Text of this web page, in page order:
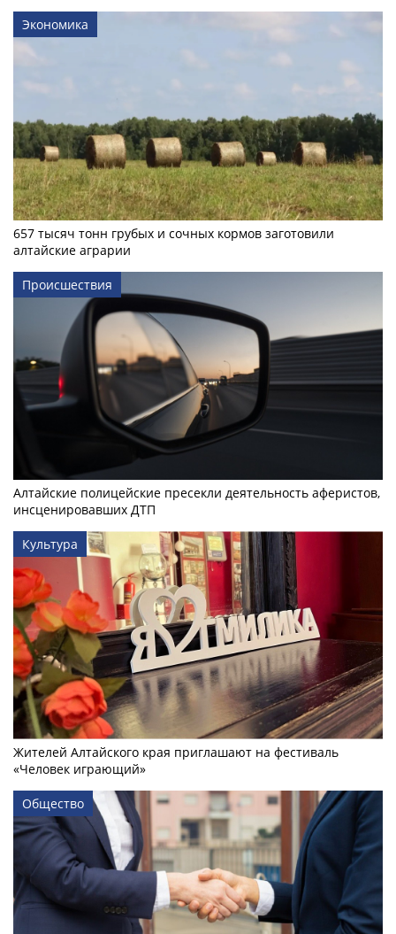
Экономика
657 тысяч тонн грубых и сочных кормов заготовили
алтайские аграрии
Происшествия
Алтайские полицейские пресекли деятельность аферистов,
инсценировавших ДТП
Культура
Жителей Алтайского края приглашают на фестиваль
«Человек играющий»
Общество